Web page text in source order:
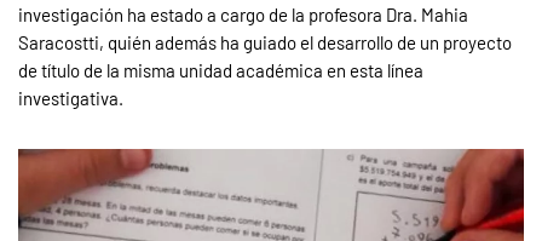
investigación ha estado a cargo de la profesora Dra. Mahia
Saracostti, quién además ha guiado el desarrollo de un proyecto
de título de la misma unidad académica en esta línea
investigativa.